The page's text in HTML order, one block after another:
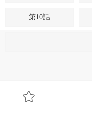
第10話
第19話